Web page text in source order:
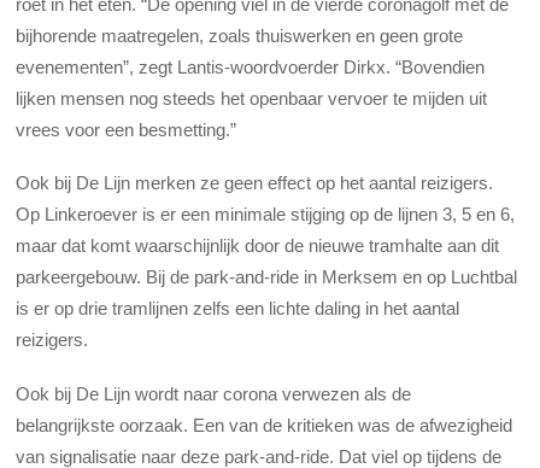
roet in het eten. “De opening viel in de vierde coronagolf met de
bijhorende maatregelen, zoals thuiswerken en geen grote
evenementen”, zegt Lantis-woordvoerder Dirkx. “Bovendien
lijken mensen nog steeds het openbaar vervoer te mijden uit
vrees voor een besmetting.”
Ook bij De Lijn merken ze geen effect op het aantal reizigers.
Op Linkeroever is er een minimale stijging op de lijnen 3, 5 en 6,
maar dat komt waarschijnlijk door de nieuwe tramhalte aan dit
parkeergebouw. Bij de park-and-ride in Merksem en op Luchtbal
is er op drie tramlijnen zelfs een lichte daling in het aantal
reizigers.
Ook bij De Lijn wordt naar corona verwezen als de
belangrijkste oorzaak. Een van de kritieken was de afwezigheid
van signalisatie naar deze park-and-ride. Dat viel op tijdens de